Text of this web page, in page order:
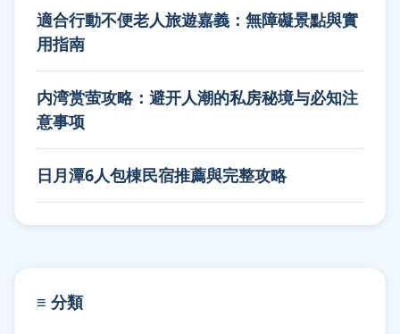
適合行動不便老人旅遊嘉義：無障礙景點與實
用指南
内湾赏萤攻略：避开人潮的私房秘境与必知注
意事项
日月潭6人包棟民宿推薦與完整攻略
≡ 分類